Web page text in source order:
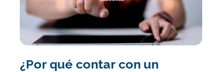
¿Por qué contar con un